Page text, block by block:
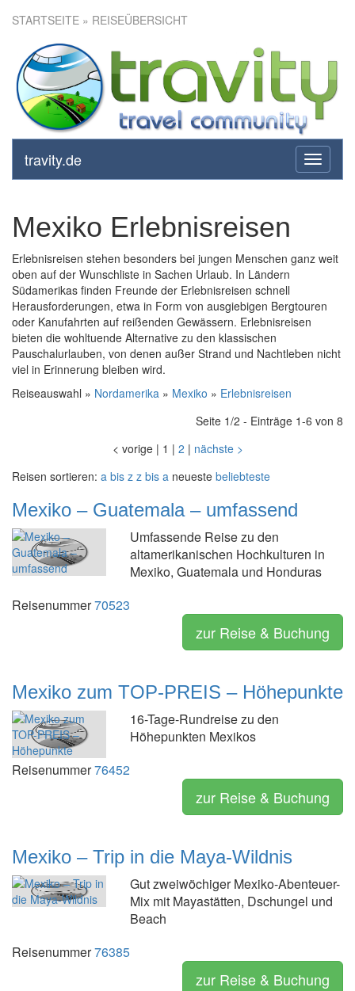
STARTSEITE » REISEÜBERSICHT
toggle
travity.de
Mexiko Erlebnisreisen
Erlebnisreisen stehen besonders bei jungen Menschen ganz weit
oben auf der Wunschliste in Sachen Urlaub. In Ländern
Südamerikas finden Freunde der Erlebnisreisen schnell
Herausforderungen, etwa in Form von ausgiebigen Bergtouren
oder Kanufahrten auf reißenden Gewässern. Erlebnisreisen
bieten die wohltuende Alternative zu den klassischen
Pauschalurlauben, von denen außer Strand und Nachtleben nicht
viel in Erinnerung bleiben wird.
Reiseauswahl » Nordamerika » Mexiko » Erlebnisreisen
Seite 1/2 - Einträge 1-6 von 8
< vorige | 1 | 2 | nächste >
Reisen sortieren: a bis z z bis a neueste beliebteste
Mexiko – Guatemala – umfassend
Umfassende Reise zu den
altamerikanischen Hochkulturen in
Mexiko, Guatemala und Honduras
Reisenummer70523
zur Reise & Buchung
Mexiko zum TOP-PREIS – Höhepunkte
16-Tage-Rundreise zu den
Höhepunkten Mexikos
Reisenummer76452
zur Reise & Buchung
Mexiko – Trip in die Maya-Wildnis
Gut zweiwöchiger Mexiko-Abenteuer-
Mix mit Mayastätten, Dschungel und
Beach
Reisenummer76385
zur Reise & Buchung